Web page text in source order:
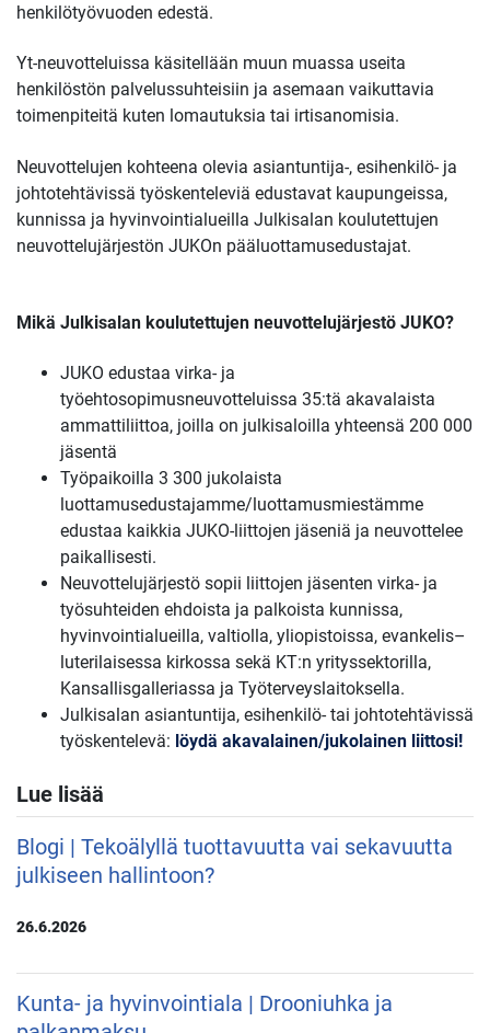
henkilötyövuoden edestä.
Yt-neuvotteluissa käsitellään muun muassa useita
henkilöstön palvelussuhteisiin ja asemaan vaikuttavia
toimenpiteitä kuten lomautuksia tai irtisanomisia.
Neuvottelujen kohteena olevia asiantuntija-, esihenkilö- ja
johtotehtävissä työskenteleviä edustavat kaupungeissa,
kunnissa ja hyvinvointialueilla Julkisalan koulutettujen
neuvottelujärjestön JUKOn pääluottamusedustajat.
Mikä Julkisalan koulutettujen neuvottelujärjestö JUKO?
JUKO edustaa virka- ja
työehtosopimusneuvotteluissa 35:tä akavalaista
ammattiliittoa, joilla on julkisaloilla yhteensä 200 000
jäsentä
Työpaikoilla 3 300 jukolaista
luottamusedustajamme/luottamusmiestämme
edustaa kaikkia JUKO-liittojen jäseniä ja neuvottelee
paikallisesti.
Neuvottelujärjestö sopii liittojen jäsenten virka- ja
työsuhteiden ehdoista ja palkoista kunnissa,
hyvinvointialueilla, valtiolla, yliopistoissa, evankelis–
luterilaisessa kirkossa sekä KT:n yrityssektorilla,
Kansallisgalleriassa ja Työterveyslaitoksella.
Julkisalan asiantuntija, esihenkilö- tai johtotehtävissä
työskentelevä: löydä akavalainen/jukolainen liittosi!
Lue lisää
Blogi | Tekoälyllä tuottavuutta vai sekavuutta
julkiseen hallintoon?
26.6.2026
Kunta- ja hyvinvointiala | Drooniuhka ja